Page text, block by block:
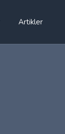
Artikler